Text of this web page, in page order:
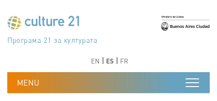
جدول أعمال القرن 21 للثقافة
Програма 21 за културата
Agenda 21 de la cultura
Agjenda 21 për kulturë
Agenda 21 van cultuur
Agenda 21 for culture
Kulturaren Agenda 21
Agenda 21 de la culture
Axenda 21 da cultura
Agenda 21 für Kultur
Agenda 21 della cultura
文化のためのアジェンダ21
دستورکار 21 برای فرهنگ
Agenda 21 dla kultury
Agenda 21 da cultura
Повестка дня 21 для культуры
Agenda 21 za kulturu
Agenda 21 de la cultura
Agenda 21 för kulturen
Kültür için Gündem 21
Порядок денний 21 для культури
EN ES FR